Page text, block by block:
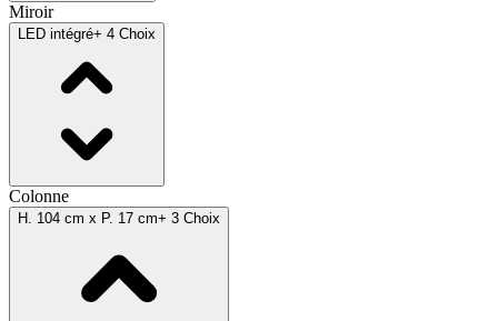
Miroir
LED intégré+ 4 Choix
Colonne
H. 104 cm x P. 17 cm+ 3 Choix